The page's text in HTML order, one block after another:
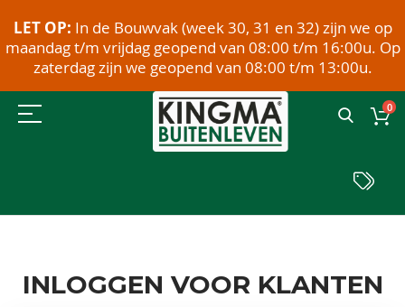
LET OP: In de Bouwvak (week 30, 31 en 32) zijn we op
maandag t/m vrijdag geopend van 08:00 t/m 16:00u. Op
zaterdag zijn we geopend van 08:00 t/m 13:00u.
0
INLOGGEN VOOR KLANTEN